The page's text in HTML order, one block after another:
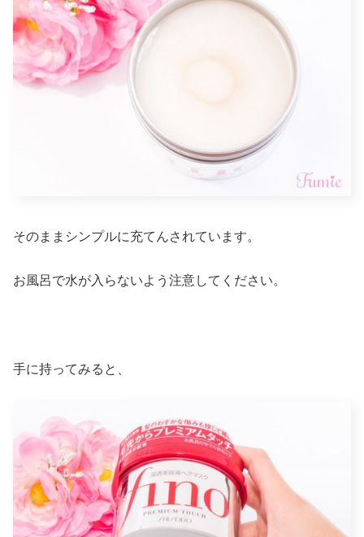
そのままシンプルに充てんされています。
お風呂で水が入らないよう注意してください。
手に持ってみると、